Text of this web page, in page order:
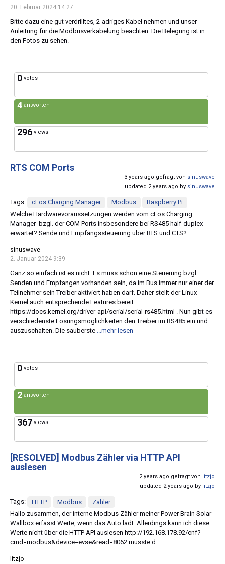
20. Februar 2024 14:27
Bitte dazu eine gut verdrilltes, 2-adriges Kabel nehmen und unser
Anleitung für die Modbusverkabelung beachten. Die Belegung ist in
den Fotos zu sehen.
0 votes
4 antworten
296 views
RTS COM Ports
3 years ago gefragt von sinuswave
updated 2 years ago by sinuswave
Tags: cFos Charging Manager Modbus
Raspberry Pi
Welche Hardwarevoraussetzungen werden vom cFos Charging
Manager bzgl. der COM Ports insbesondere bei RS485 half-duplex
erwartet? Sende und Empfangssteuerung über RTS und CTS?
sinuswave
2. Januar 2024 9:39
Ganz so einfach ist es nicht. Es muss schon eine Steuerung bzgl.
Senden und Empfangen vorhanden sein, da im Bus immer nur einer der
Teilnehmer sein Treiber aktiviert haben darf. Daher stellt der Linux
Kernel auch entsprechende Features bereit
https://docs.kernel.org/driver-api/serial/serial-rs485.html . Nun gibt es
verschiedenste Lösungsmöglichkeiten den Treiber im RS485 ein und
auszuschalten. Die sauberste ...mehr lesen
0 votes
2 antworten
367 views
[RESOLVED] Modbus Zähler via HTTP API
auslesen
2 years ago gefragt von
litzjo
updated 2 years ago by litzjo
Tags: HTTP Modbus
Zähler
Hallo zusammen, der interne Modbus Zähler meiner Power Brain Solar
Wallbox erfasst Werte, wenn das Auto lädt. Allerdings kann ich diese
Werte nicht über die HTTP API auslesen http://192.168.178.92/cnf?
cmd=modbus&device=evse&read=8062 müsste d...
litzjo